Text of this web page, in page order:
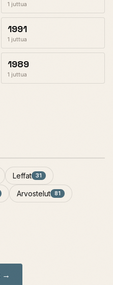
1 juttua
1991
1 juttua
1989
1 juttua
Leffat 31
Arvostelut 81
→